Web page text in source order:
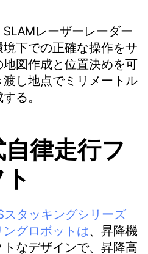
SLAMレーザーレーダー
下での正確な操作をサ
図作成と位置決めを可
し地点でミリメートル
る。
律走行フ
スタッキングシリーズ
グロボットは、昇降機
なデザインで、昇降高